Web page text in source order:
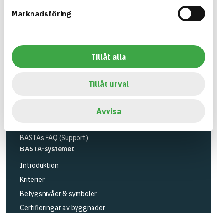
Marknadsföring
Tillåt alla
Tillåt urval
Avvisa
Verktyg
Loggbok
BASTAs FAQ (Support)
BASTA-systemet
Introduktion
Kriterier
Betygsnivåer & symboler
Certifieringar av byggnader